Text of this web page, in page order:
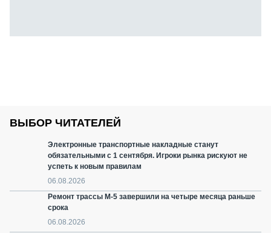
ВЫБОР ЧИТАТЕЛЕЙ
Электронные транспортные накладные станут
обязательными с 1 сентября. Игроки рынка рискуют не
успеть к новым правилам
06.08.2026
Ремонт трассы М-5 завершили на четыре месяца раньше
срока
06.08.2026